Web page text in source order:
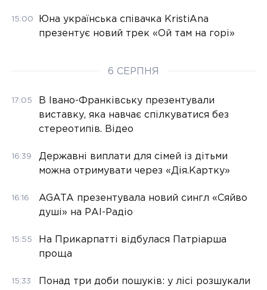
15:00
Юна українська співачка KristiAna
презентує новий трек «Ой там на горі»
6 СЕРПНЯ
17:05
В Івано-Франківську презентували
виставку, яка навчає спілкуватися без
стереотипів. Відео
16:39
Державні виплати для сімей із дітьми
можна отримувати через «Дія.Картку»
16:16
AGATA презентувала новий сингл «Сяйво
душі» на РАІ-Радіо
15:55
На Прикарпатті відбулася Патріарша
проща
15:33
Понад три доби пошуків: у лісі розшукали